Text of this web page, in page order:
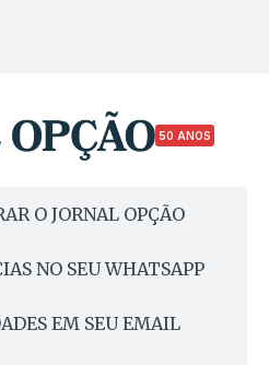
50 ANOS
O JORNAL OPÇÃO
NO SEU WHATSAPP
EM SEU EMAIL